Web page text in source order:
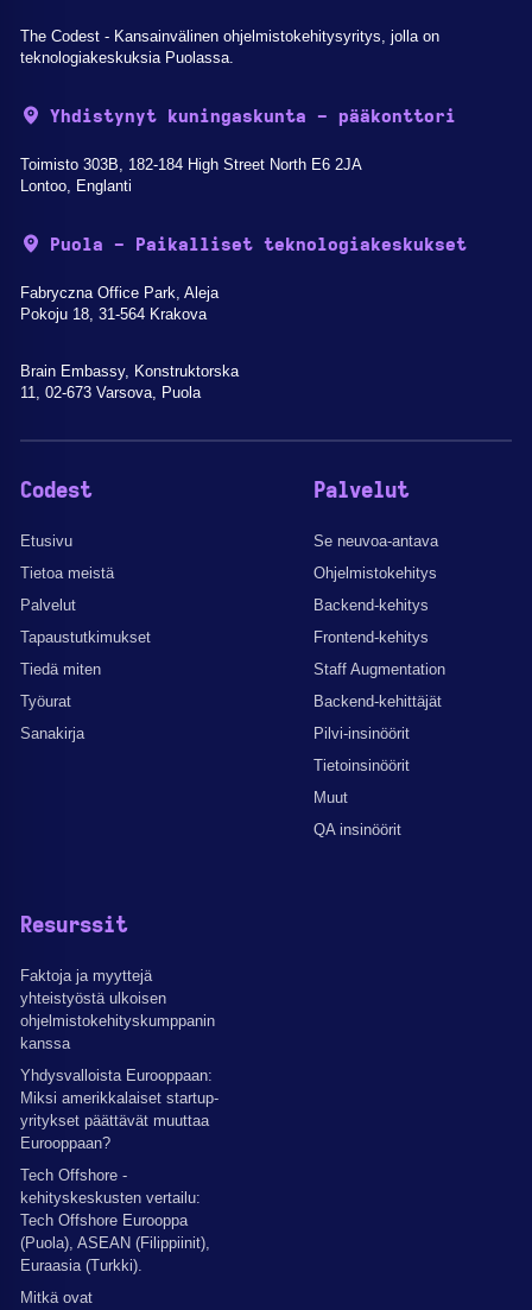
The Codest - Kansainvälinen ohjelmistokehitysyritys, jolla on
teknologiakeskuksia Puolassa.
Yhdistynyt kuningaskunta - pääkonttori
Toimisto 303B, 182-184 High Street North E6 2JA
Lontoo, Englanti
Puola - Paikalliset teknologiakeskukset
Fabryczna Office Park, Aleja
Pokoju 18, 31-564 Krakova
Brain Embassy, Konstruktorska
11, 02-673 Varsova, Puola
Codest
Etusivu
Tietoa meistä
Palvelut
Tapaustutkimukset
Tiedä miten
Työurat
Sanakirja
Palvelut
Se neuvoa-antava
Ohjelmistokehitys
Backend-kehitys
Frontend-kehitys
Staff Augmentation
Backend-kehittäjät
Pilvi-insinöörit
Tietoinsinöörit
Muut
QA insinöörit
Resurssit
Faktoja ja myyttejä
yhteistyöstä ulkoisen
ohjelmistokehityskumppanin
kanssa
Yhdysvalloista Eurooppaan:
Miksi amerikkalaiset startup-
yritykset päättävät muuttaa
Eurooppaan?
Tech Offshore -
kehityskeskusten vertailu:
Tech Offshore Eurooppa
(Puola), ASEAN (Filippiinit),
Euraasia (Turkki).
Mitkä ovat